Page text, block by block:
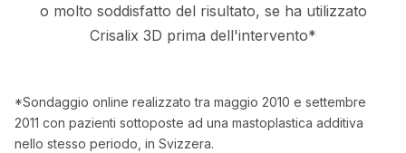
o molto soddisfatto del risultato, se ha utilizzato
Crisalix 3D prima dell'intervento*
*Sondaggio online realizzato tra maggio 2010 e settembre
2011 con pazienti sottoposte ad una mastoplastica additiva
nello stesso periodo, in Svizzera.